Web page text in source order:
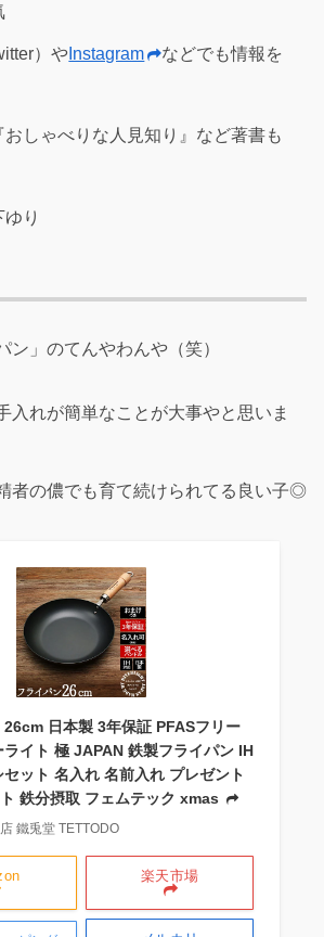
）や Instagram などでも情報を
おしゃべりな人見知り』など著書も
り
ン」のてんやわんや（笑）
入れが簡単なことが大事やと思いま
者の儂でも育て続けられてる良い子◎
26cm 日本製 3年保証 PFASフリー
イト 極 JAPAN 鉄製フライパン IH
ット 名入れ 名前入れ プレゼント
鉄分摂取 フェムテック xmas
鐵兎堂 TETTODO
楽天市場